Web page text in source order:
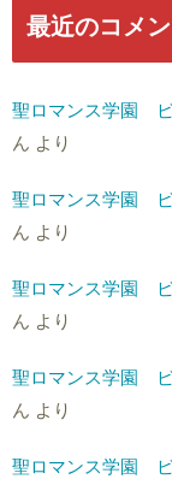
最近のコメン
聖ロマンス学園 ビ
ん より
聖ロマンス学園 ビ
ん より
聖ロマンス学園 ビ
ん より
聖ロマンス学園 ビ
ん より
聖ロマンス学園 ビ